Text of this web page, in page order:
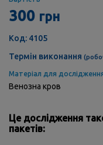
Це дослідження
пакетів:
300 грн
Код: 4105
Термін виконання
Матеріал для
Венозна кров